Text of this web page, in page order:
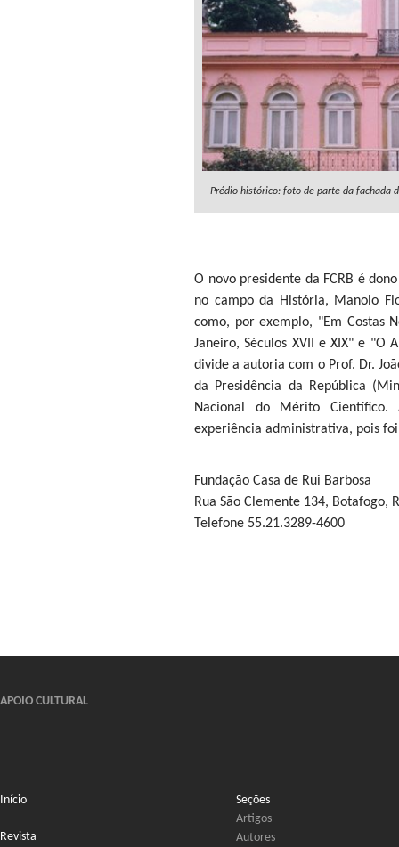
Prédio histórico: foto de parte da fachada
O novo presidente da FCRB é
no campo da História, Manolo
como, por exemplo, "Em Costas
Janeiro, Séculos XVII e XIX" e "O
divide a autoria com o Prof. Dr.
da Presidência da República
Nacional do Mérito Científico.
experiência administrativa, pois
Fundação Casa de Rui Barbosa
Rua São Clemente 134, Botafogo,
Telefone 55.21.3289-4600
APOIO CULTURAL
Início
Revista
Seções
Artigos
Autores